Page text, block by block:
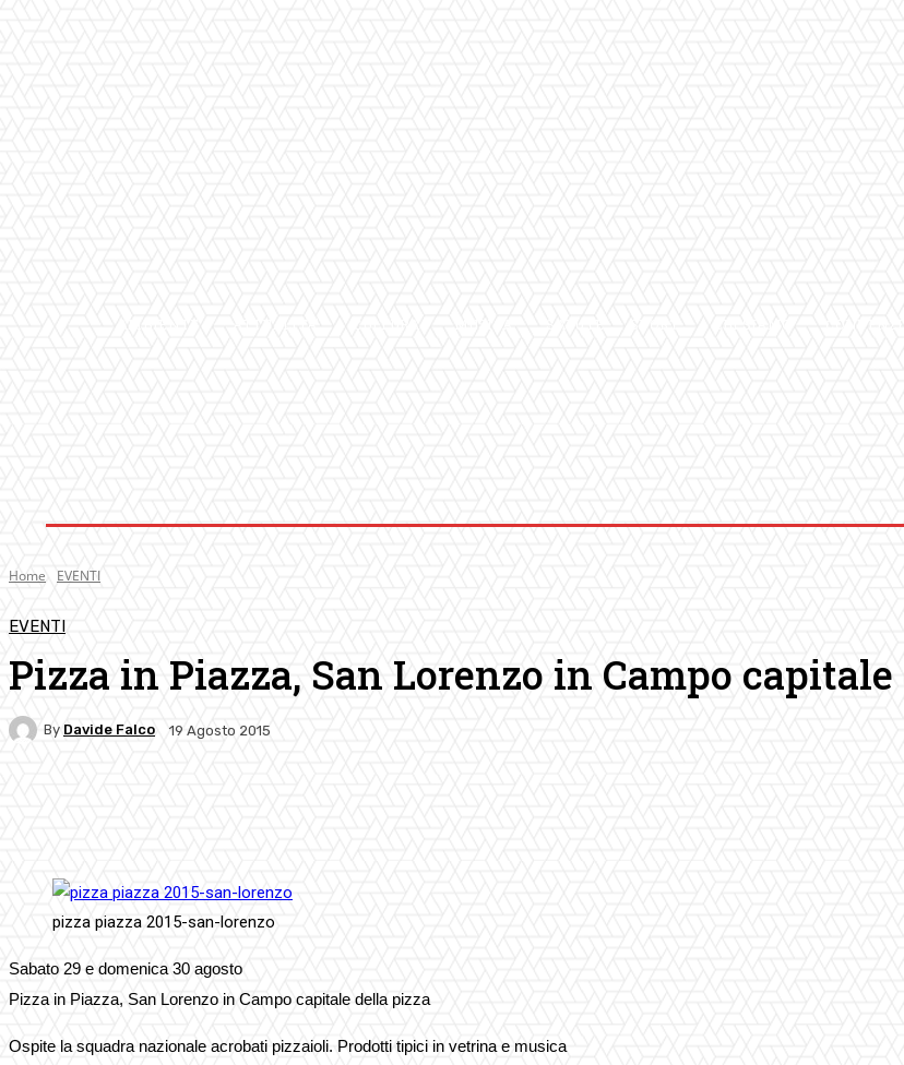
Home EVENTI
EVENTI
Pizza in Piazza, San Lorenzo in Campo
By Davide Falco 19 Agosto 2015
pizza piazza 2015-san-lorenzo
Sabato 29 e domenica 30 agosto
Pizza in Piazza, San Lorenzo in Campo capitale della pizza
Ospite la squadra nazionale acrobati pizzaioli. Prodotti tipici in vetrina e musica